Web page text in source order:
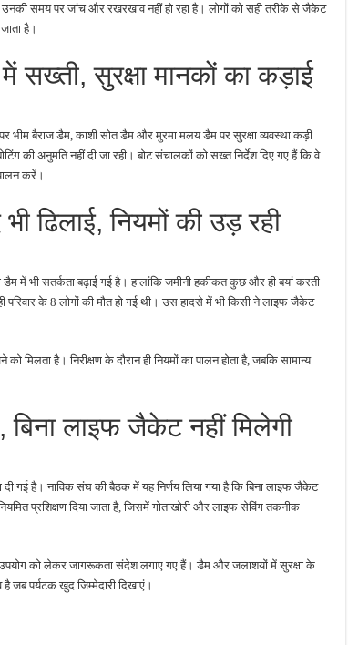
समय पर जांच और रखरखाव नहीं हो रहा है। लोगों को सही तरीके से जैकेट
है।
सख्ती, सुरक्षा मानकों का कड़ाई
भीम बैराज डैम, काशी सोत डैम और मुरमा मलय डैम पर सुरक्षा व्यवस्था कड़ी
की अनुमति नहीं दी जा रही। बोट संचालकों को सख्त निर्देश दिए गए हैं कि वे
करें।
ढिलाई, नियमों की उड़ रही
में भी सतर्कता बढ़ाई गई है। हालांकि जमीनी हकीकत कुछ और ही बयां करती
के 8 लोगों की मौत हो गई थी। उस हादसे में भी किसी ने लाइफ जैकेट
है। निरीक्षण के दौरान ही नियमों का पालन होता है, जबकि सामान्य
लाइफ जैकेट नहीं मिलेगी
गई है। नाविक संघ की बैठक में यह निर्णय लिया गया है कि बिना लाइफ जैकेट
प्रशिक्षण दिया जाता है, जिसमें गोताखोरी और लाइफ सेविंग तकनीक
को लेकर जागरूकता संदेश लगाए गए हैं। डैम और जलाशयों में सुरक्षा के
जब पर्यटक खुद जिम्मेदारी दिखाएं।